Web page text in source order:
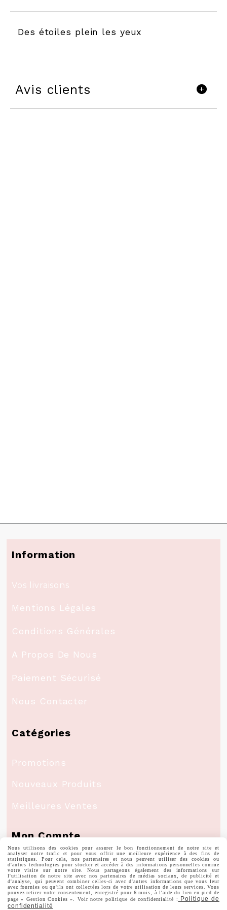
Des étoiles plein les yeux
Avis clients
Information
Vos livraisons
Mentions Légales
Conditions Générales
A Propos De Nous
Paiement Sécurisé
Nous Contacter
Catégories
Promotions
Nouveaux Produits
Meilleures Ventes
Mon Compte
Informations Personnelles
Commandes
Nous utilisons des cookies pour assurer le bon fonctionnement de notre site et
analyser notre trafic et pour vous offrir une meilleure expérience à des fins de
statistiques. Pour cela, nos partenaires et nous peuvent utiliser des cookies ou
d'autres technologies pour stocker et accéder à des informations personnelles comme
votre visite sur notre site. Nous partageons également des informations sur
l'utilisation de notre site avec nos partenaires de médias sociaux, de publicité et
d'analyse, qui peuvent combiner celles-ci avec d'autres informations que vous leur
avez fournies ou qu'ils ont collectées lors de votre utilisation de leurs services. Vous
pouvez retirer votre consentement, enregistré pour 6 mois, à l'aide du lien en pied de
page « Gestion Cookies ». Voir notre politique de confidentialité :
Politique de
confidentialité